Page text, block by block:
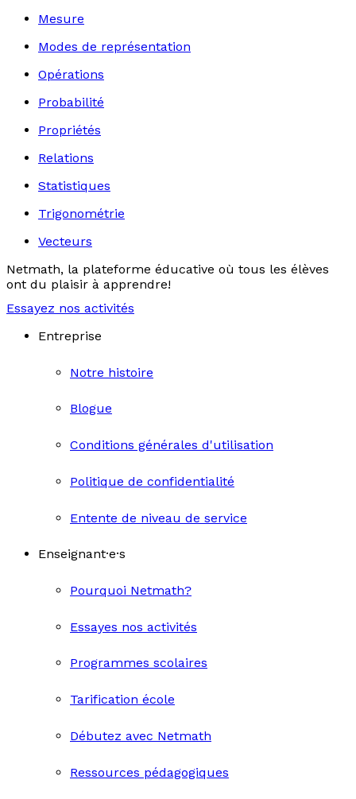
Mesure
Modes de représentation
Opérations
Probabilité
Propriétés
Relations
Statistiques
Trigonométrie
Vecteurs
Netmath, la plateforme éducative où tous les élèves
ont du plaisir à apprendre!
Essayez nos activités
Entreprise
Notre histoire
Blogue
Conditions générales d'utilisation
Politique de confidentialité
Entente de niveau de service
Enseignant·e·s
Pourquoi Netmath?
Essayes nos activités
Programmes scolaires
Tarification école
Débutez avec Netmath
Ressources pédagogiques